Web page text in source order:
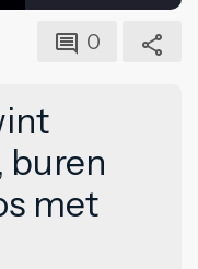
0
buren
met